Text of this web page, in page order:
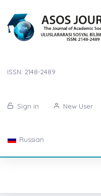
ISSN: 2148-2489
Sign in New User
Russian